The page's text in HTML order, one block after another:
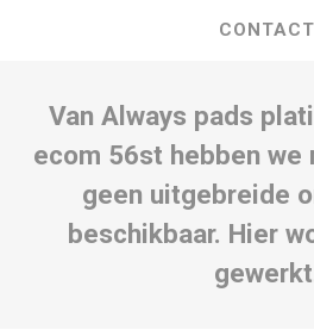
CONTACT
Van Always pads
ecom 56st hebben we
geen uitgebreide
beschikbaar. Hier